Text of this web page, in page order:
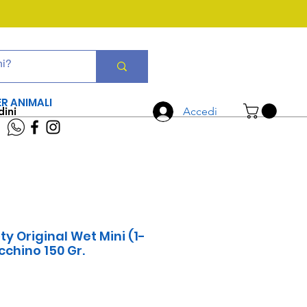
Accedi
ANIMALI
Original Wet Mini (1-
150 Gr.